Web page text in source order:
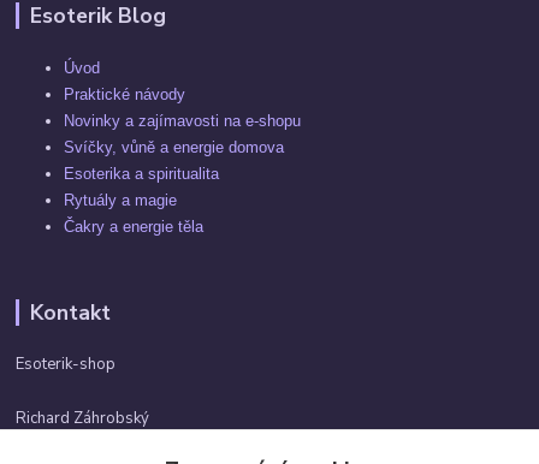
Esoterik Blog
Úvod
Praktické návody
Novinky a zajímavosti na e-shopu
Svíčky, vůně a energie domova
Esoterika a spiritualita
Rytuály a magie
Čakry a energie těla
Kontakt
Esoterik-shop
Richard Záhrobský